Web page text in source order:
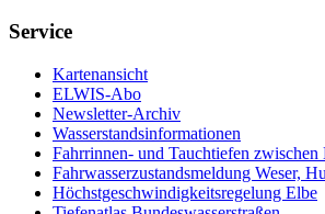
Service
Kar­ten­an­sicht
EL­WIS-​Abo
Newslet­ter-​Ar­chiv
Was­ser­stands­in­for­ma­tio­nen
Fahr­rin­nen-​ und Tauch­tie­fen zwi­schen
Fahr­was­ser­zu­stands­mel­dung We­ser,
Höchst­ge­schwin­dig­keits­re­ge­lung El­be